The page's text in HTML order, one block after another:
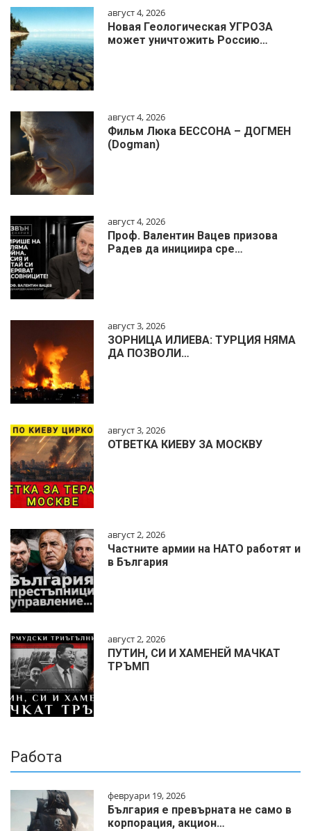
август 4, 2026
Новая Геологическая УГРОЗА
может уничтожить Россию…
август 4, 2026
Фильм Люка БЕССОНА – ДОГМЕН
(Dogman)
август 4, 2026
Проф. Валентин Вацев призова
Радев да инициира сре…
август 3, 2026
ЗОРНИЦА ИЛИЕВА: ТУРЦИЯ НЯМА
ДА ПОЗВОЛИ…
август 3, 2026
ОТВЕТКА КИЕВУ ЗА МОСКВУ
август 2, 2026
Частните армии на НАТО работят и
в България
август 2, 2026
ПУТИН, СИ И ХАМЕНЕЙ МАЧКАТ
ТРЪМП
Работа
февруари 19, 2026
България е превърната не само в
корпорация, акцион…